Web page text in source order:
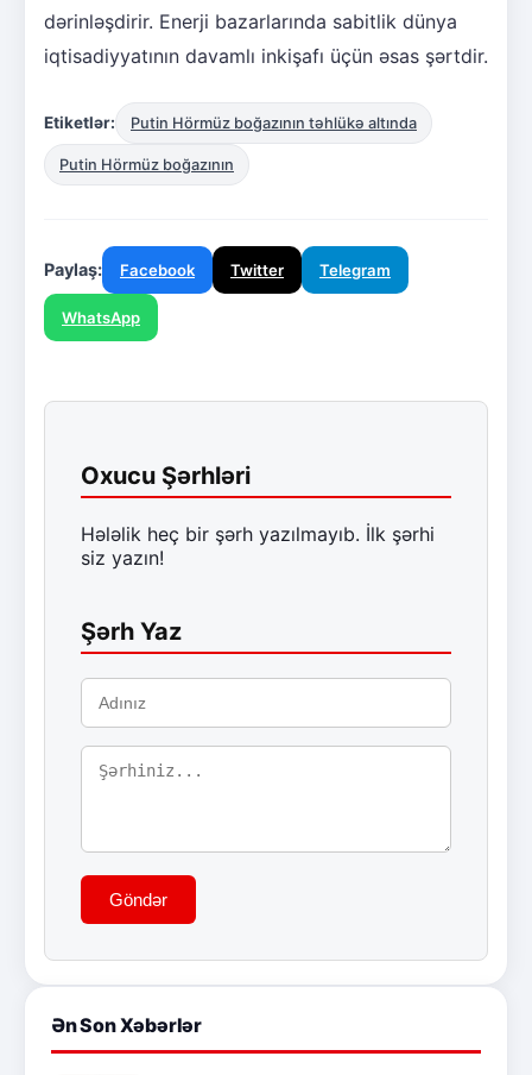
dərinləşdirir. Enerji bazarlarında sabitlik dünya
iqtisadiyyatının davamlı inkişafı üçün əsas şərtdir.
Etiketlər: Putin Hörmüz boğazının təhlükə altında
Putin Hörmüz boğazının
Paylaş: Facebook Twitter Telegram
WhatsApp
Oxucu Şərhləri
Hələlik heç bir şərh yazılmayıb. İlk şərhi
siz yazın!
Şərh Yaz
Göndər
Ən Son Xəbərlər